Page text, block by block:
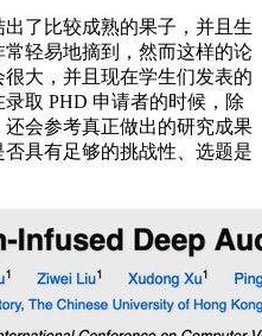
了比较成熟的果子，并且生
轻易地摘到，然而这样的论
大，并且现在学生们发表的
取 PHD 申请者的时候，除
会参考真正做出的研究成果
具有足够的挑战性、选题是